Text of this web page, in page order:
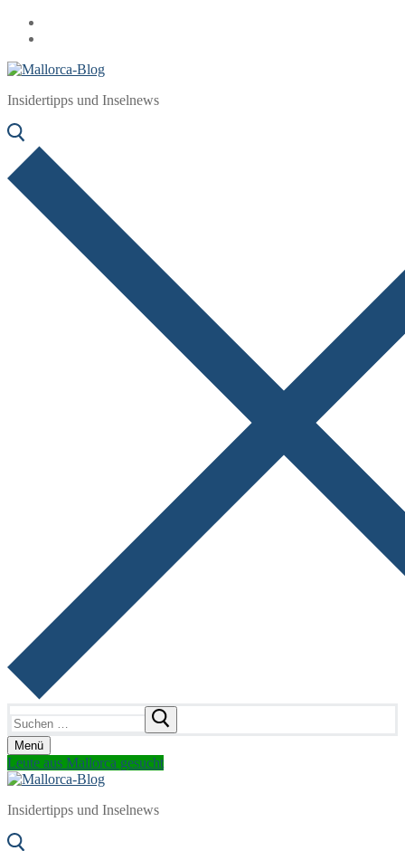
Zum
Inhalt
Menü
Schließen
Insidertipps und Inselnews
nach:
Menü
Leute aus Mallorca gesucht
Insidertipps und Inselnews